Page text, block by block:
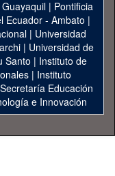
| Pontificia
Ecuador - Ambato |
| Universidad
| Universidad de
Santo | Instituto de
| Instituto
Secretaría Educación
e Innovación